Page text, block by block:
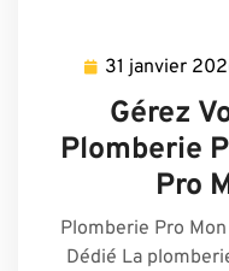
31 janvier
Gérez
Plomberie
Pro
Plomberie Pro
Dédié La